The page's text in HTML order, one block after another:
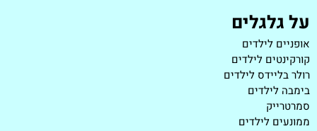
על גלגלים
אופניים לילדים
קורקינטים לילדים
רולר בליידס לילדים
בימבה לילדים
סמרטרייק
ממונעים לילדים